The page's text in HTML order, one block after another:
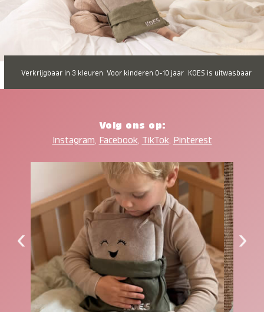
Verkrijgbaar in 3 kleuren Voor kinderen 0-10 jaar KOES is uitwasbaar
Volg ons op:
Instagram, Facebook, TikTok, Pinterest
‹ ›